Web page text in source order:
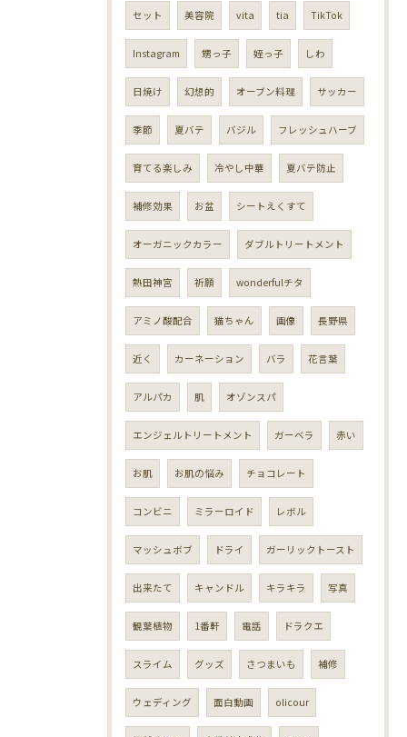
セット 美容院 vita tia TikTok
Instagram 甥っ子 姪っ子 しわ
日焼け 幻想的 オーブン料理 サッカー
季節 夏バテ バジル フレッシュハーブ
育てる楽しみ 冷やし中華 夏バテ防止
補修効果 お盆 シートえくすて
オーガニックカラー ダブルトリートメント
熱田神宮 祈願 wonderfulチタ
アミノ酸配合 猫ちゃん 画像 長野県
近く カーネーション バラ 花言葉
アルパカ 肌 オゾンスパ
エンジェルトリートメント ガーベラ 赤い
お肌 お肌の悩み チョコレート
コンビニ ミラーロイド レボル
マッシュボブ ドライ ガーリックトースト
出来たて キャンドル キラキラ 写真
観葉植物 1番軒 電話 ドラクエ
スライム グッズ さつまいも 補修
ウェディング 面白動画 olicour